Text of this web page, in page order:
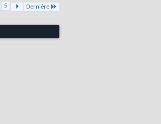
5 Dernière